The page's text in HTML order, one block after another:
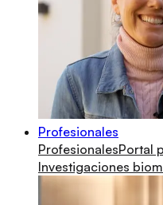
Profesionales
ProfesionalesPortal
Investigaciones